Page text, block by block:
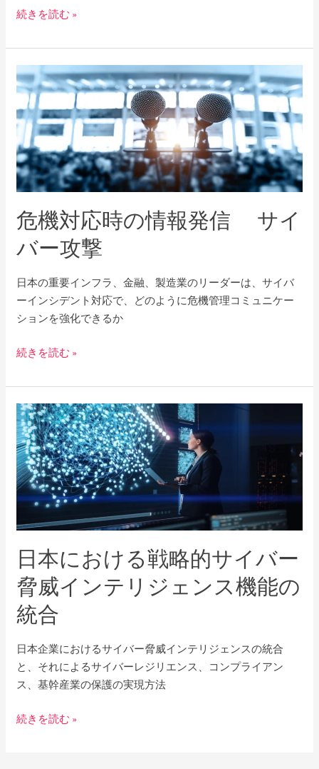
と
続きを読む »
危機対応時の情報発信 サイ
バー攻撃
日本の重要インフラ、金融、製造業のリーダーは、サイバ
ーインシデント対応で、どのように危機管理コミュニケー
ションを強化できるか
危
機
対
応
時
の
情
報
発
信
サ
バ
ー
攻
続きを読む »
日本における戦略的サイバー
脅威インテリジェンス機能の
統合
日本企業におけるサイバー脅威インテリジェンスの統合
と、それによるサイバーレジリエンス、コンプライアン
ス、基幹産業の保護の実現方法
日
本
に
お
け
る
略
的
サ
イ
バ
ー
脅
威
イ
テ
続きを読む »